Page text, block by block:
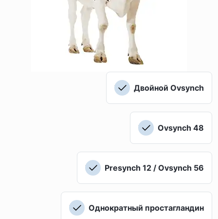
Двойной Ovsynch
Ovsynch 48
Presynch 12 / Ovsynch 56
Однократный простагландин